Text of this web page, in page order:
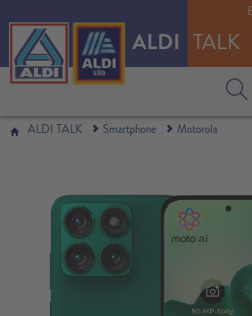
ALDI TALK
ALDI TALK Smartphone Motorola